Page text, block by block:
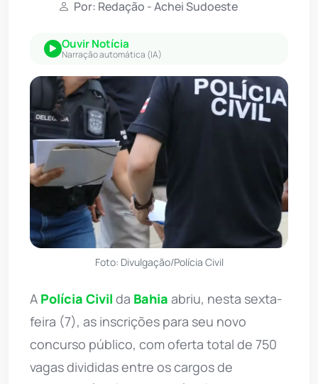
Por: Redação - Achei Sudoeste
Ouvir Notícia
Narração automática (IA)
Foto: Divulgação/Polícia Civil
A Polícia Civil da Bahia abriu, nesta sexta-
feira (7), as inscrições para seu novo
concurso público, com oferta total de 750
vagas divididas entre os cargos de